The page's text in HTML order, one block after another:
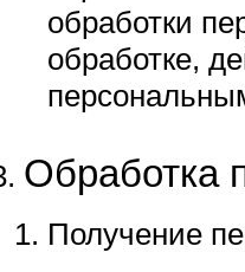
обработки
обработке,
Обработка
Получение